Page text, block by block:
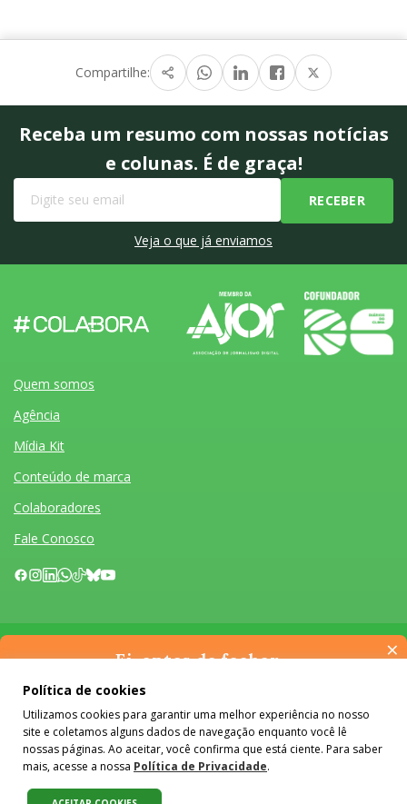
Compartilhe:
Receba um resumo com nossas notícias
e colunas. É de graça!
Veja o que já enviamos
Quem somos
Agência
Mídia Kit
Conteúdo de marca
Colaboradores
Fale Conosco
Fale Conosco
O conteúdo do #Colabora é licenciado em Creative Commons e pode
ser reproduzido e compartilhado, desde que mantidos os créditos,
sem alterações e apenas para fins não comerciais.Saiba mais
Política de cookies
Utilizamos cookies para garantir uma melhor experiência no nosso
site e coletamos alguns dados de navegação enquanto você lê
nossas páginas. Ao aceitar, você confirma que está ciente. Para saber
mais, acesse a nossa Política de Privacidade.
×
Ei, antes de fechar…
Pense na importância de manter-se informado(a). Quer ter
colunistas e reportagens especiais? Receba a nossa newsletter.
É de graça :)